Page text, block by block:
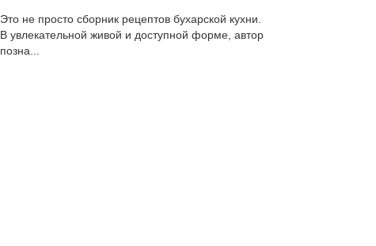
Это не просто сборник рецептов бухарской кухни.
В увлекательной живой и доступной форме, автор
позна...